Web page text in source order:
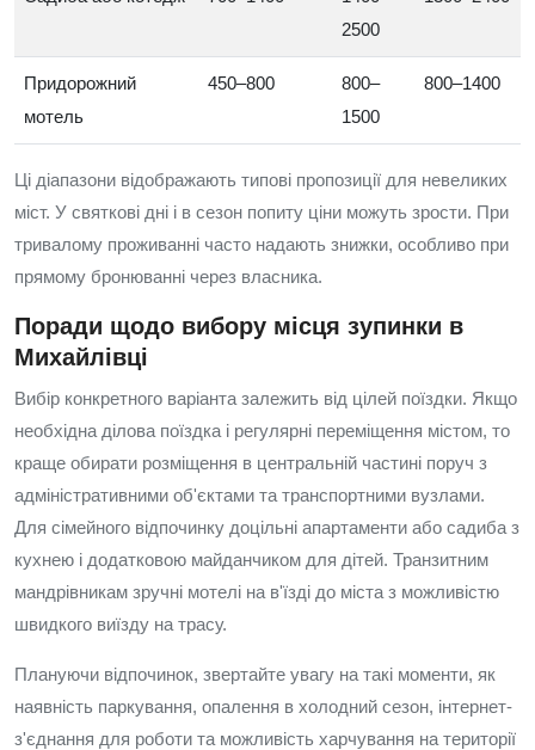
2500
Придорожний
мотель
450–800
800–
1500
800–1400
Ці діапазони відображають типовi пропозиції для невеликих
міст. У святкові дні і в сезон попиту ціни можуть зрости. При
тривалому проживанні часто надають знижки, особливо при
прямому бронюванні через власника.
Поради щодо вибору місця зупинки в
Михайлівці
Вибір конкретного варіанта залежить від цілей поїздки. Якщо
необхідна ділова поїздка і регулярні переміщення містом, то
краще обирати розміщення в центральній частині поруч з
адміністративними об'єктами та транспортними вузлами.
Для сімейного відпочинку доцільні апартаменти або садиба з
кухнею і додатковою майданчиком для дітей. Транзитним
мандрівникам зручні мотелі на в'їзді до міста з можливістю
швидкого виїзду на трасу.
Плануючи відпочинок, звертайте увагу на такі моменти, як
наявність паркування, опалення в холодний сезон, інтернет-
з'єднання для роботи та можливість харчування на території